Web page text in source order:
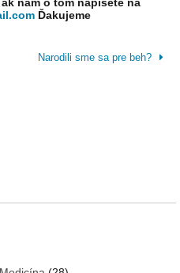
Ďakujeme
Narodili sme sa pre beh?